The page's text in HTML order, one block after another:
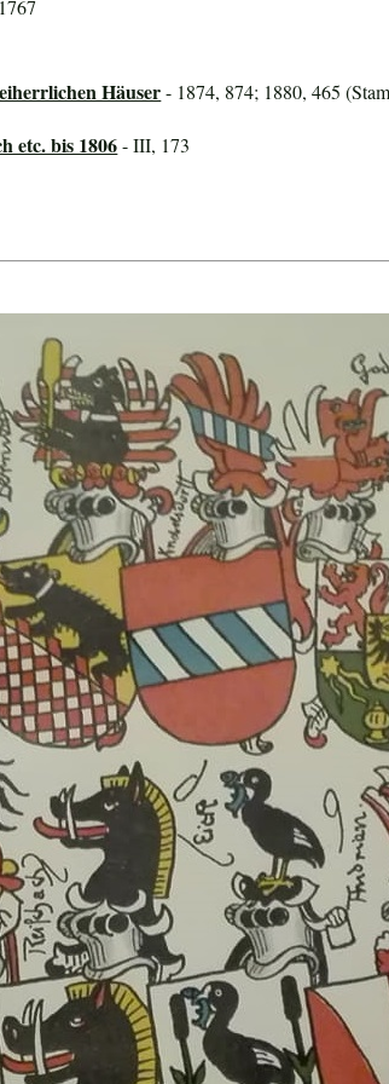
Häuser- 1874, 874; 1880, 465
etc. bis 1806- III, 173